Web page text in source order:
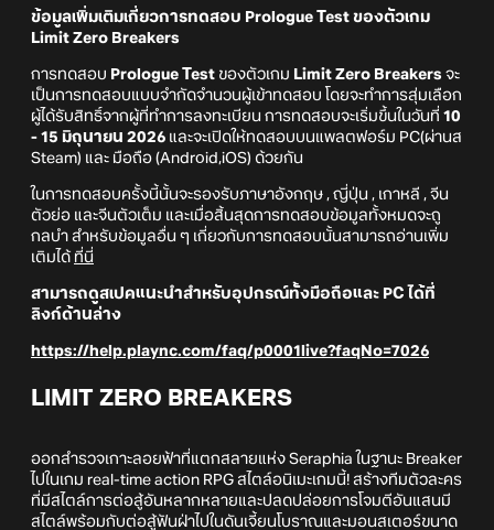
ข้อมูลเพิ่มเติมเกี่ยวการทดสอบ Prologue Test ของตัวเกม
Limit Zero Breakers
การทดสอบ Prologue Test ของตัวเกม Limit Zero Breakers จะ
เป็นการทดสอบแบบจำกัดจำนวนผู้เข้าทดสอบ โดยจะทำการสุ่มเลือก
ผู้ได้รับสิทธิ์จากผู้ที่ทำการลงทะเบียน การทดสอบจะเริ่มขึ้นในวันที่ 10
- 15 มิถุนายน 2026 และจะเปิดให้ทดสอบบนแพลตฟอร์ม PC(ผ่านส
Steam) และ มือถือ (Android,iOS) ด้วยกัน
ในการทดสอบครั้งนี้นั้นจะรองรับภาษาอังกฤษ , ญี่ปุ่น , เกาหลี , จีน
ตัวย่อ และจีนตัวเต็ม และเมื่อสิ้นสุดการทดสอบข้อมูลทั้งหมดจะถู
กลบำ สำหรับข้อมูลอื่น ๆ เกี่ยวกับการทดสอบนั้นสามารถอ่านเพิ่ม
เติมได้ ที่นี่
สามารถดูสเปคแนะนำสำหรับอุปกรณ์ทั้งมือถือและ PC ได้ที่
ลิงก์ด้านล่าง
https://help.plaync.com/faq/p0001live?faqNo=7026
LIMIT ZERO BREAKERS
ออกสำรวจเกาะลอยฟ้าที่แตกสลายแห่ง Seraphia ในฐานะ Breaker
ไปในเกม real-time action RPG สไตล์อนิเมะเกมนี้! สร้างทีมตัวละคร
ที่มีสไตล์การต่อสู้อันหลากหลายและปลดปล่อยการโจมตีอันแสนมี
สไตล์พร้อมกับต่อสู้ฟันฝ่าไปในดันเจี้ยนโบราณและมอนสเตอร์ขนาด